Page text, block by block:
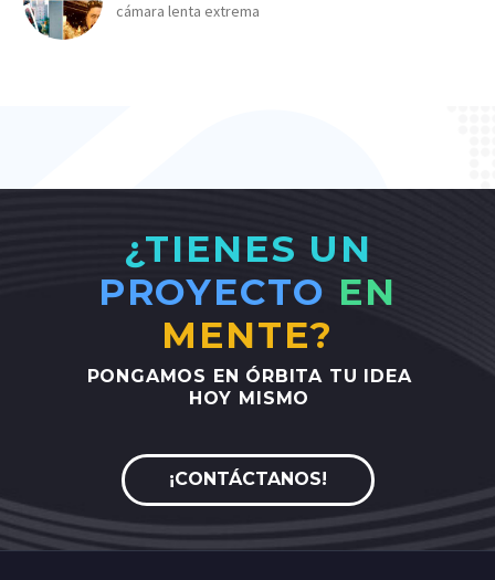
cámara lenta extrema
¿TIENES UN
PROYECTO EN
MENTE?
PONGAMOS EN ÓRBITA TU
IDEA
HOY MISMO
¡CONTÁCTANOS!